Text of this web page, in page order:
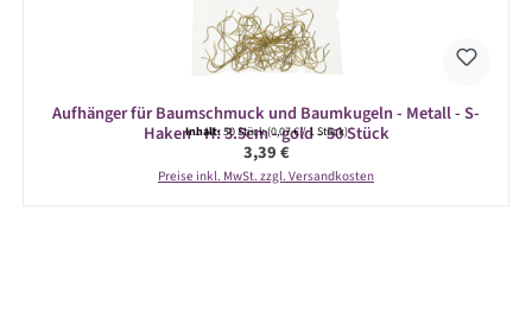
Aufhänger für Baumschmuck und Baumkugeln - Metall - S-
Haken - H: 3.5cm - gold - 50 Stück
Inhalt:50 Stück(0,07 € / 1 Stück)
Regulärer Preis:
3,39 €
Preise inkl. MwSt. zzgl. Versandkosten